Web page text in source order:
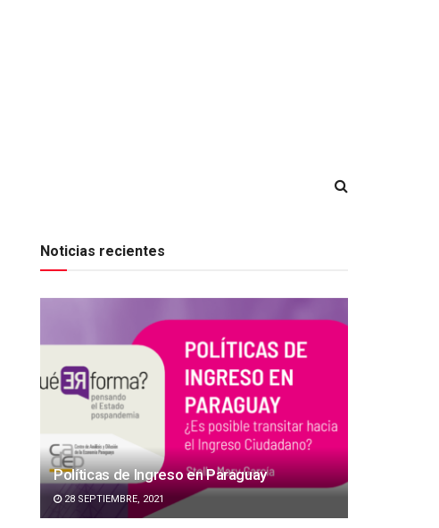
Noticias recientes
Políticas de Ingreso en Paraguay
28 SEPTIEMBRE, 2021